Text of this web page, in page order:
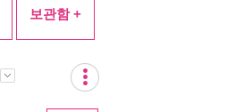
보관함 +